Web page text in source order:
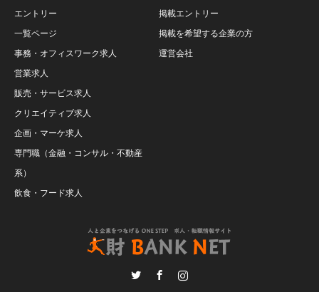
エントリー
一覧ページ
事務・オフィスワーク求人
営業求人
販売・サービス求人
クリエイティブ求人
企画・マーケ求人
専門職（金融・コンサル・不動産
系）
飲食・フード求人
掲載エントリー
掲載を希望する企業の方
運営会社